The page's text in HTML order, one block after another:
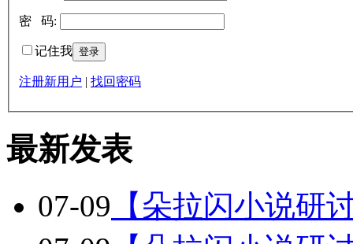
密 码:
记住我
注册新用户 | 找回密码
最新发表
07-09 【朵拉闪小说研